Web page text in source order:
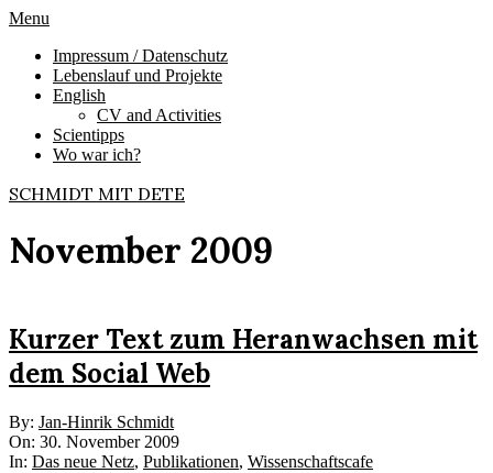
Skip
content
Primary
Menu
Menu
Impressum / Datenschutz
Lebenslauf und Projekte
English
CV and Activities
Scientipps
Wo war ich?
SCHMIDT MIT DETE
November 2009
Kurzer Text zum Heranwachsen mit
dem Social Web
2009-
11-
30
By: Jan-Hinrik Schmidt
On: 30. November 2009
In: Das neue Netz, Publikationen, Wissenschaftscafe